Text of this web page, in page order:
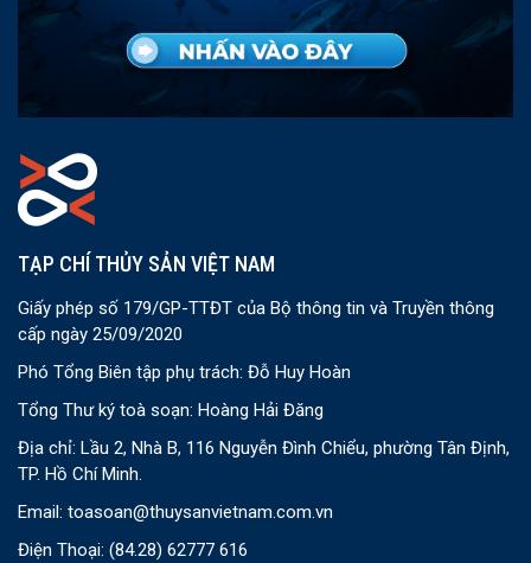
TẠP CHÍ THỦY SẢN VIỆT NAM
Giấy phép số 179/GP-TTĐT của Bộ thông tin và Truyền thông
cấp ngày 25/09/2020
Phó Tổng Biên tập phụ trách: Đỗ Huy Hoàn
Tổng Thư ký toà soạn: Hoàng Hải Đăng
Địa chỉ: Lầu 2, Nhà B, 116 Nguyễn Đình Chiểu, phường Tân Định,
TP. Hồ Chí Minh.
Email: toasoan@thuysanvietnam.com.vn
Điện Thoại: (84.28) 62777 616